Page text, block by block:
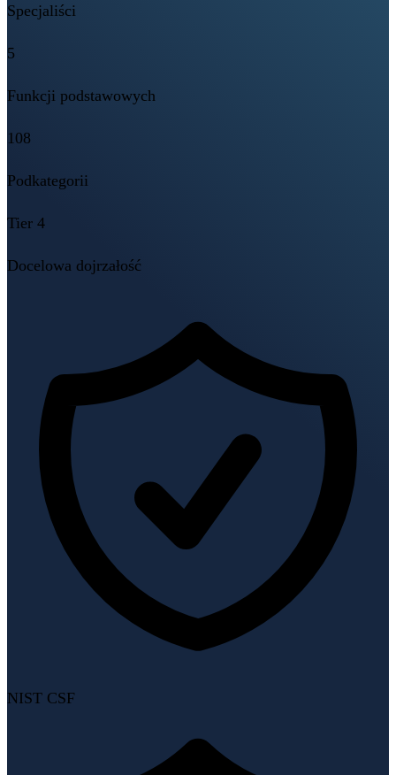
Specjaliści
5
Funkcji podstawowych
108
Podkategorii
Tier 4
Docelowa dojrzałość
NIST CSF